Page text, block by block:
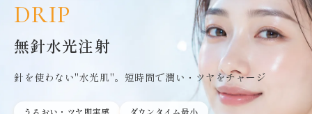
DRIP
無針水光注射
針を使わない"水光肌"。短時間で潤い・ツヤをチャージ
うるおい・ツヤ即実感
ダウンタイム最小